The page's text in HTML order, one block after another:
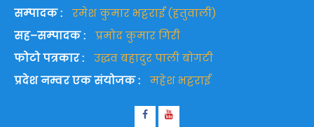
सम्पादक :
रमेश कुमार भट्टराई (हतुवाली)
सह–सम्पादक :
प्रमोद कुमार गिरी
फोटो पत्रकार :
उद्धव बहादुर पाली बोगटी
प्रदेश नम्वर एक संयोजक :
महेश भट्टराई
Facebook
Youtube